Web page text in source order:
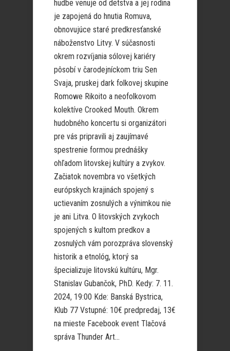
hudbe venuje od detstva a jej rodina
je zapojená do hnutia Romuva,
obnovujúce staré predkresťanské
náboženstvo Litvy. V súčasnosti
okrem rozvíjania sólovej kariéry
pôsobí v čarodejníckom triu Sen
Svaja, pruskej dark folkovej skupine
Romowe Rikoito a neofolkovom
kolektíve Crooked Mouth. Okrem
hudobného koncertu si organizátori
pre vás pripravili aj zaujímavé
spestrenie formou prednášky
ohľadom litovskej kultúry a zvykov.
Začiatok novembra vo všetkých
európskych krajinách spojený s
uctievaním zosnulých a výnimkou nie
je ani Litva. O litovských zvykoch
spojených s kultom predkov a
zosnulých vám porozpráva slovenský
historik a etnológ, ktorý sa
špecializuje litovskú kultúru, Mgr.
Stanislav Gubančok, PhD. Kedy: 7. 11.
2024, 19:00 Kde: Banská Bystrica,
Klub 77 Vstupné: 10€ predpredaj, 13€
na mieste Facebook event Tlačová
správa Thunder Art...